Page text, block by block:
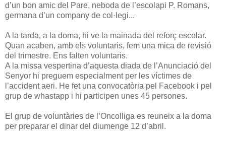
d’un bon amic del Pare, neboda de l’escolapi P. Romans,
germana d’un company de col·legi...
A la tarda, a la doma, hi ve la mainada del reforç escolar.
Quan acaben, amb els voluntaris, fem una mica de revisió
del trimestre. Ens falten voluntaris.
A la missa vespertina d’aquesta diada de l’Anunciació del
Senyor hi preguem especialment per les víctimes de
l’accident aeri. He fet una convocatòria pel Facebook i pel
grup de whastapp i hi participen unes 45 persones.
El grup de voluntàries de l’Oncolliga es reuneix a la doma
per preparar el dinar del diumenge 12 d’abril.